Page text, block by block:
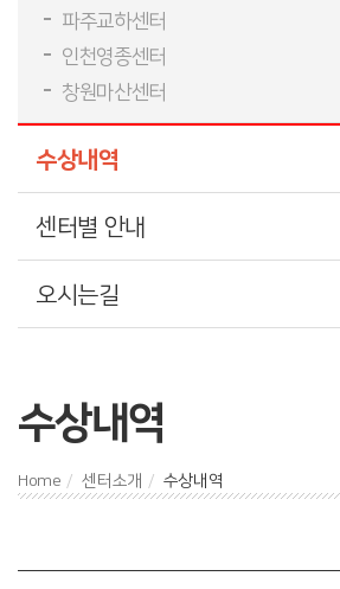
파주교하센터
인천영종센터
창원마산센터
수상내역
센터별 안내
오시는길
수상내역
Home 센터소개 수상내역